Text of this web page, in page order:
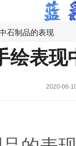
石制品的表现
绘表现
2020-06-